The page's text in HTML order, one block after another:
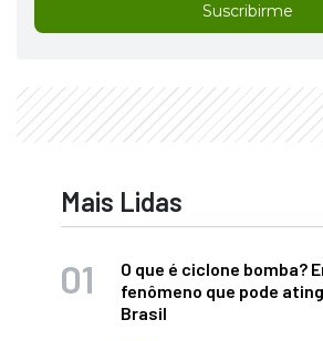
Suscribirme
Mais Lidas
O que é ciclone bomba?
fenômeno que pode
Brasil